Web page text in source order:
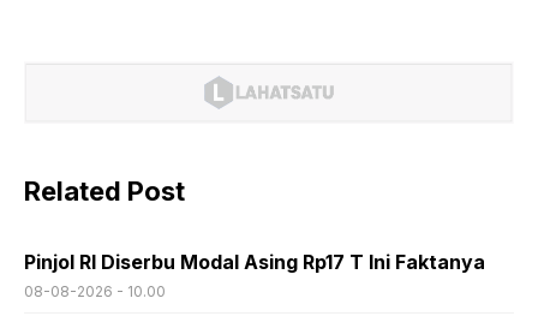
Related Post
Pinjol RI Diserbu Modal Asing Rp17 T Ini Faktanya
08-08-2026 - 10.00